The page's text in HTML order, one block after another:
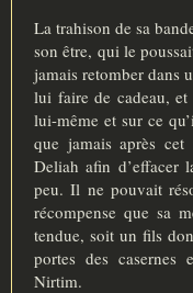
La trahison de sa
son être, qui le
jamais retomber dans
lui faire de cadeau,
lui-même et sur ce
que jamais après
Deliah afin d’effacer
peu. Il ne pouvait
récompense que sa
tendue, soit un fils
portes des casernes
Nirtim.